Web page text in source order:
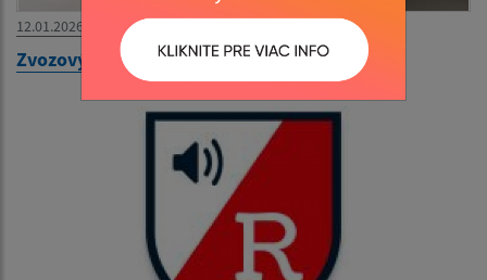
12.01.2026
Zvozový kalendár na rok 2026 pre Mirkovce